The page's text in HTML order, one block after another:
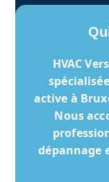
HVAC
active à
Nous
dépannage